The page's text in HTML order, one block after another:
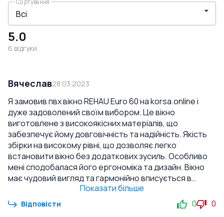
5.0
6 відгуки
Сортування
Вячеслав28.03.2023
Я замовив пвх вікно REHAU Euro 60 на korsa.online і
дуже задоволений своїм вибором. Це вікно
виготовлене з високоякісних матеріалів, що
забезпечує йому довговічність та надійність. Якість
збірки на високому рівні, що дозволяє легко
встановити вікно без додаткових зусиль. Особливо
мені сподобалася його ергономіка та дизайн. Вікно
має чудовий вигляд та гармонійно вписується в
інтер'єр будинку. Крім того, воно добре зберігає
тепло та зменшує шум з вулиці. Я рекомендую це вікно
всім, хто шукає якісний та надійний продукт за
Показати більше
Відповісти 0 0